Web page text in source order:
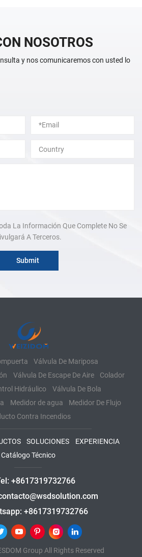
NOSOTROS
y nos comunicaremos con usted lo
La Información Que Complete No Se
A Terceros.
Válvula De Mariposa
Válvula De Escape De Aire
Colador
Hidráulico
Válvula De Bola
Medidor de agua
Medidor De Flujo
Contra Incendios
SOLUCIONES
EXPERIENCIA
Catálogo Técnico
+8617319732766
+8617319732766
Group All Rights Reserved